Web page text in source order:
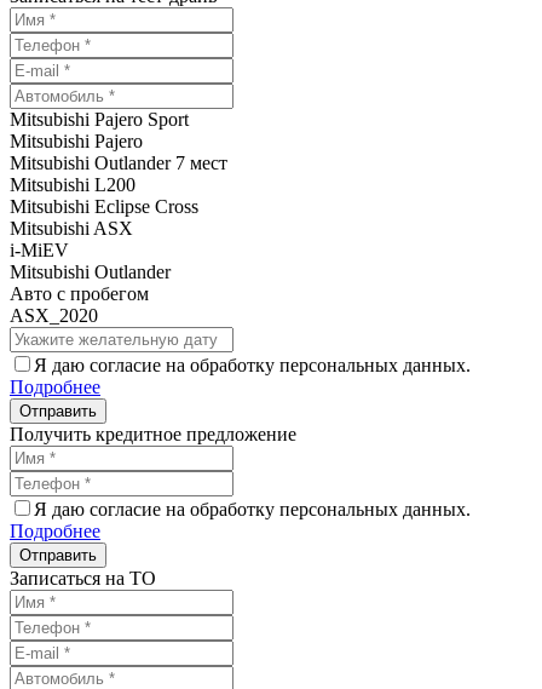
Mitsubishi Pajero Sport
Mitsubishi Pajero
Mitsubishi Outlander 7 мест
Mitsubishi L200
Mitsubishi Eclipse Cross
Mitsubishi ASX
i-MiEV
Mitsubishi Outlander
Авто с пробегом
ASX_2020
Я даю согласие на обработку персональных данных.
Подробнее
Получить кредитное предложение
Я даю согласие на обработку персональных данных.
Подробнее
Записаться на ТО